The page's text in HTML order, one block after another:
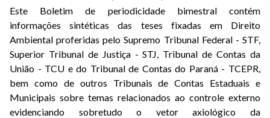
Este Boletim de periodicidade bimestral contém
informações sintéticas das teses fixadas em Direito
Ambiental proferidas pelo Supremo Tribunal Federal - STF,
Superior Tribunal de Justiça - STJ, Tribunal de Contas da
União - TCU e do Tribunal de Contas do Paraná - TCEPR,
bem como de outros Tribunais de Contas Estaduais e
Municipais sobre temas relacionados ao controle externo
evidenciando sobretudo o vetor axiológico da